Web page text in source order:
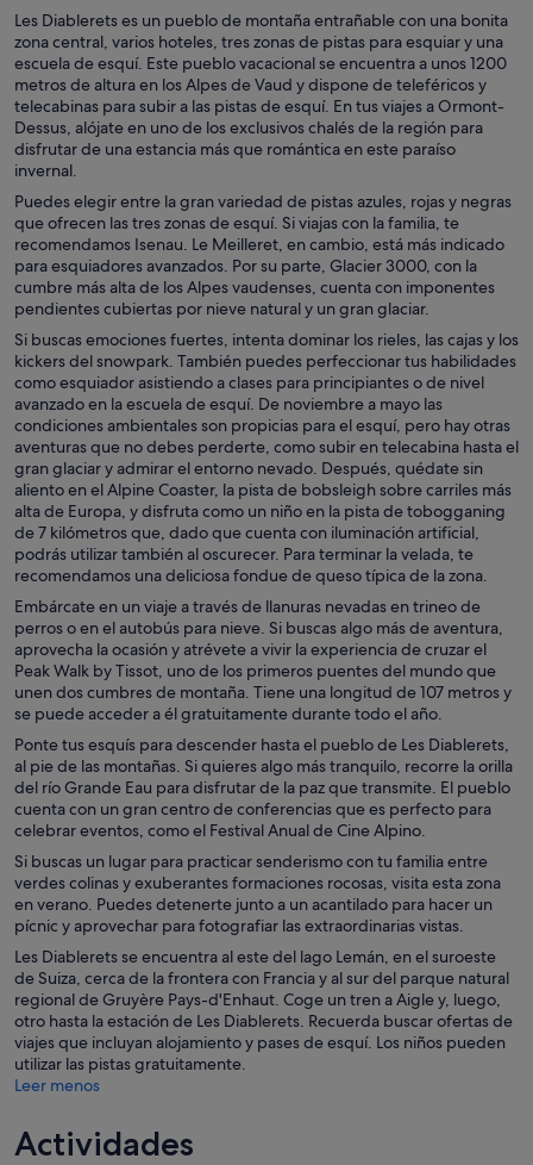
Les Diablerets es un pueblo de montaña entrañable con una bonita
zona central, varios hoteles, tres zonas de pistas para esquiar y una
escuela de esquí. Este pueblo vacacional se encuentra a unos 1200
metros de altura en los Alpes de Vaud y dispone de teleféricos y
telecabinas para subir a las pistas de esquí. En tus viajes a Ormont-
Dessus, alójate en uno de los exclusivos chalés de la región para
disfrutar de una estancia más que romántica en este paraíso
invernal.
Puedes elegir entre la gran variedad de pistas azules, rojas y negras
que ofrecen las tres zonas de esquí. Si viajas con la familia, te
recomendamos Isenau. Le Meilleret, en cambio, está más indicado
para esquiadores avanzados. Por su parte, Glacier 3000, con la
cumbre más alta de los Alpes vaudenses, cuenta con imponentes
pendientes cubiertas por nieve natural y un gran glaciar.
Si buscas emociones fuertes, intenta dominar los rieles, las cajas y los
kickers del snowpark. También puedes perfeccionar tus habilidades
como esquiador asistiendo a clases para principiantes o de nivel
avanzado en la escuela de esquí. De noviembre a mayo las
condiciones ambientales son propicias para el esquí, pero hay otras
aventuras que no debes perderte, como subir en telecabina hasta el
gran glaciar y admirar el entorno nevado. Después, quédate sin
aliento en el Alpine Coaster, la pista de bobsleigh sobre carriles más
alta de Europa, y disfruta como un niño en la pista de tobogganing
de 7 kilómetros que, dado que cuenta con iluminación artificial,
podrás utilizar también al oscurecer. Para terminar la velada, te
recomendamos una deliciosa fondue de queso típica de la zona.
Embárcate en un viaje a través de llanuras nevadas en trineo de
perros o en el autobús para nieve. Si buscas algo más de aventura,
aprovecha la ocasión y atrévete a vivir la experiencia de cruzar el
Peak Walk by Tissot, uno de los primeros puentes del mundo que
unen dos cumbres de montaña. Tiene una longitud de 107 metros y
se puede acceder a él gratuitamente durante todo el año.
Ponte tus esquís para descender hasta el pueblo de Les Diablerets,
al pie de las montañas. Si quieres algo más tranquilo, recorre la orilla
del río Grande Eau para disfrutar de la paz que transmite. El pueblo
cuenta con un gran centro de conferencias que es perfecto para
celebrar eventos, como el Festival Anual de Cine Alpino.
Si buscas un lugar para practicar senderismo con tu familia entre
verdes colinas y exuberantes formaciones rocosas, visita esta zona
en verano. Puedes detenerte junto a un acantilado para hacer un
pícnic y aprovechar para fotografiar las extraordinarias vistas.
Les Diablerets se encuentra al este del lago Lemán, en el suroeste
de Suiza, cerca de la frontera con Francia y al sur del parque natural
regional de Gruyère Pays-d'Enhaut. Coge un tren a Aigle y, luego,
otro hasta la estación de Les Diablerets. Recuerda buscar ofertas de
viajes que incluyan alojamiento y pases de esquí. Los niños pueden
utilizar las pistas gratuitamente.
Leer menos
Actividades